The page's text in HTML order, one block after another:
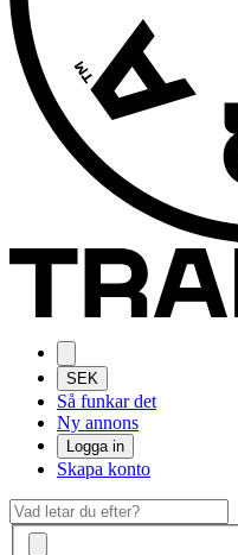
SEK
Så funkar det
Ny annons
Logga in
Skapa konto